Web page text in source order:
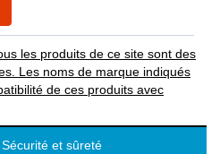
les produits de ce site sont des
Les noms de marque indiqués
de ces produits avec
Sécurité et sûreté